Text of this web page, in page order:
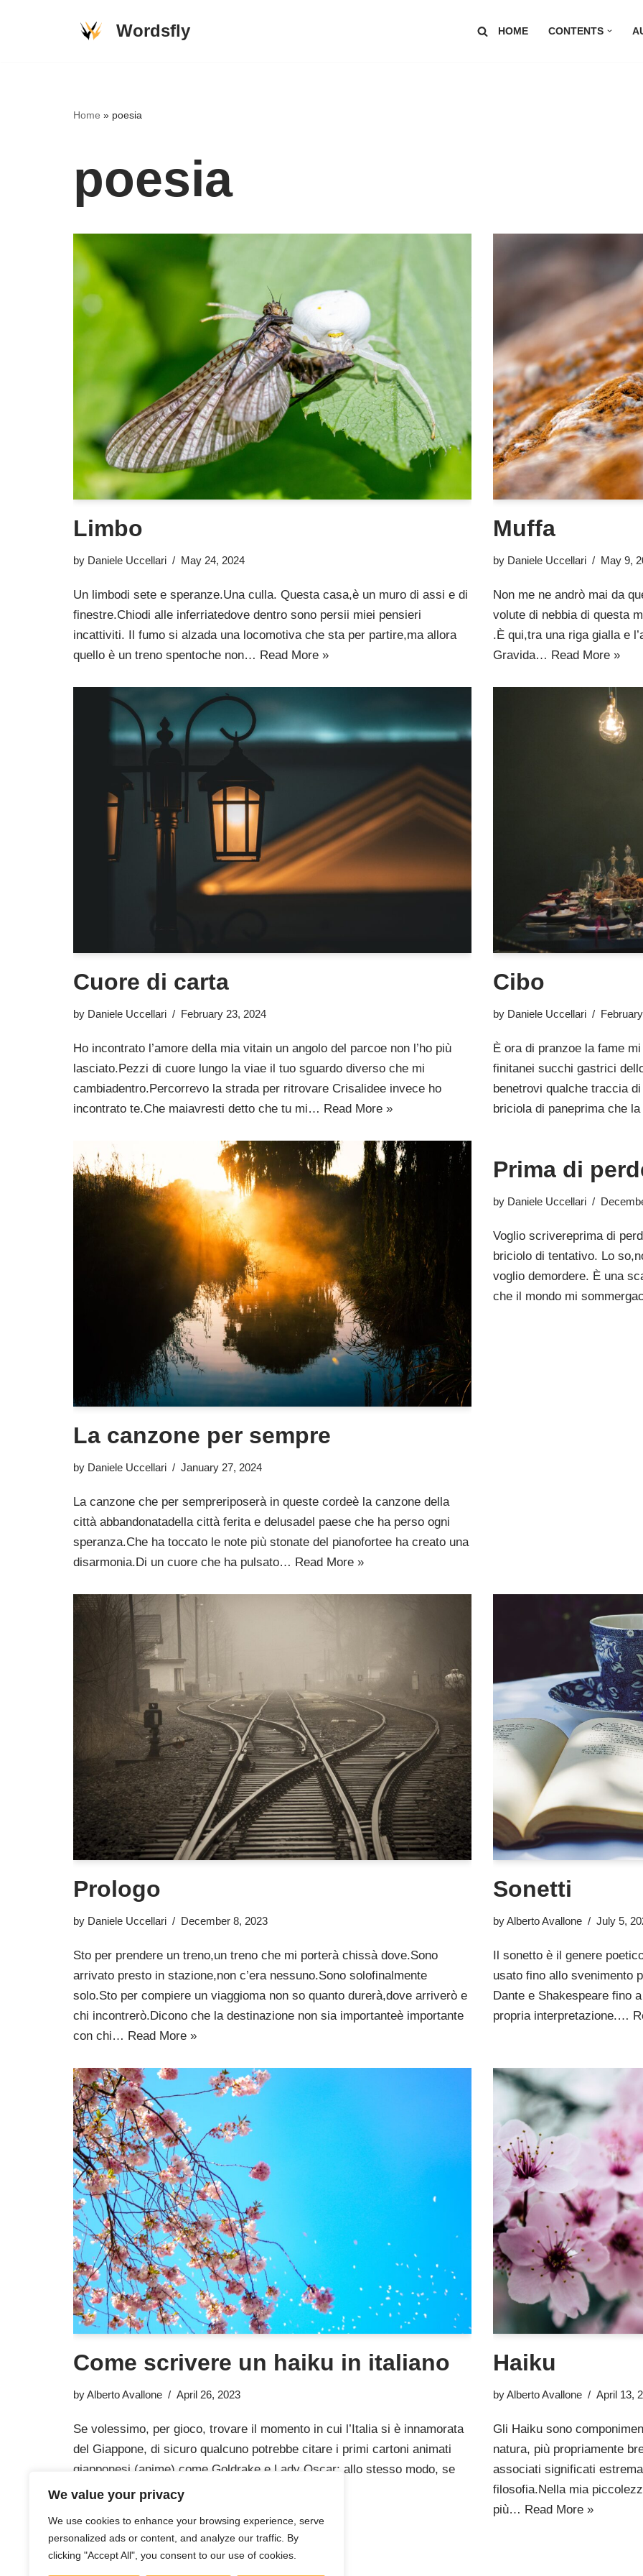
We value your privacy
We use cookies to enhance your browsing experience, serve
personalized ads or content, and analyze our traffic. By
clicking "Accept All", you consent to our use of cookies.
Wordsfly HOME CONTENTS
Home » poesia
poesia
Limbo
by Daniele Uccellari May 24, 2024
Un limbodi sete e speranze.Una culla. Questa casa,è un muro di assi e di
finestre.Chiodi alle inferriatedove dentro sono persii miei pensieri
incattiviti. Il fumo si alzada una locomotiva che sta per partire,ma allora
quello è un treno spentoche non… Read More »
Muffa
by Daniele Uccellari May 9,
Non me ne andrò mai da
volute di nebbia di questa
.È qui,tra una riga gialla e
Gravida… Read More »
Cuore di carta
by Daniele Uccellari February 23, 2024
Ho incontrato l’amore della mia vitain un angolo del parcoe non l’ho più
lasciato.Pezzi di cuore lungo la viae il tuo sguardo diverso che mi
cambiadentro.Percorrevo la strada per ritrovare Crisalidee invece ho
incontrato te.Che maiavresti detto che tu mi… Read More »
Cibo
by Daniele Uccellari
È ora di pranzoe la fame
finitanei succhi gastrici
benetrovi qualche traccia
briciola di paneprima che
La canzone per sempre
by Daniele Uccellari January 27, 2024
La canzone che per sempreriposerà in queste cordeè la canzone della
città abbandonatadella città ferita e delusadel paese che ha perso ogni
speranza.Che ha toccato le note più stonate del pianofortee ha creato una
disarmonia.Di un cuore che ha pulsato… Read More »
Prima di
by Daniele Uccellari
Voglio scrivereprima di
briciolo di tentativo. Lo
voglio demordere. È una
che il mondo mi
Prologo
by Daniele Uccellari December 8, 2023
Sto per prendere un treno,un treno che mi porterà chissà dove.Sono
arrivato presto in stazione,non c’era nessuno.Sono solofinalmente
solo.Sto per compiere un viaggioma non so quanto durerà,dove arriverò e
chi incontrerò.Dicono che la destinazione non sia importanteè importante
con chi… Read More »
Sonetti
byAlberto Avallone July 5,
Il sonetto è il genere
usato fino allo svenimento
Dante e Shakespeare fino
propria interpretazione.…
Come scrivere un haiku in italiano
byAlberto Avallone April 26, 2023
Se volessimo, per gioco, trovare il momento in cui l’Italia si è innamorata
del Giappone, di sicuro qualcuno potrebbe citare i primi cartoni animati
giapponesi (anime) come Goldrake e Lady Oscar; allo stesso modo, se
uno dovesse chiedersi quando il…
Haiku
byAlberto Avallone April 13,
Gli Haiku sono
natura, più propriamente
associati significati
filosofia.Nella mia
più… Read More »